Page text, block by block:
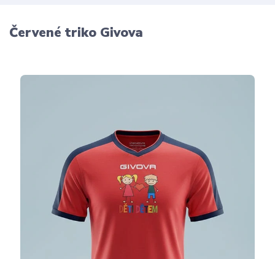
Červené triko Givova